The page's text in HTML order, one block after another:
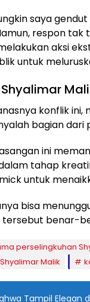
saya
respon
aksi
untuk
konflik
bagian
ini
tahap
untuk
bisa
benar-
perselingkuhan
Malik
Tampil Elegan